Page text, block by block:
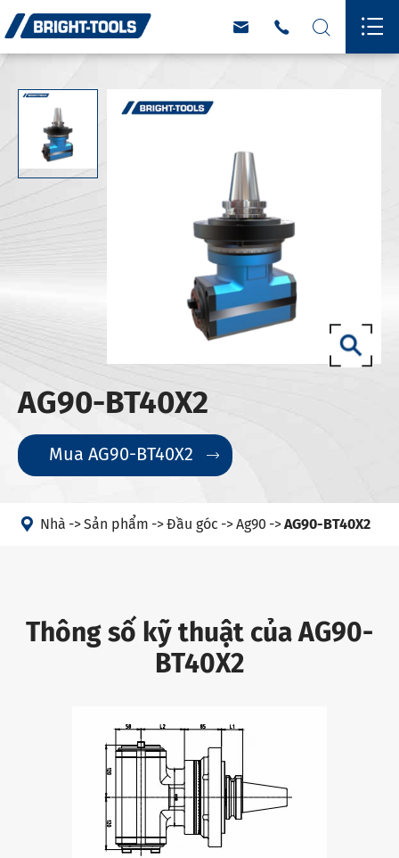
   
AG90-BT40X2
Mua AG90-BT40X2 
 Nhà Sản phẩm Đầu góc Ag90 AG90-BT40X2
Thông số kỹ thuật của AG90-
BT40X2